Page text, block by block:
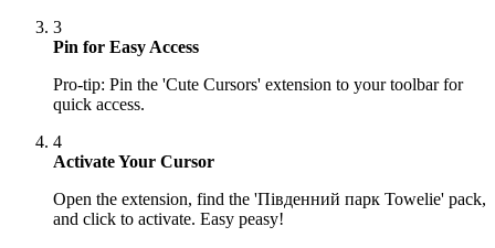
3
Pin for Easy Access
Pro-tip: Pin the 'Cute Cursors' extension to your toolbar for
quick access.
4
Activate Your Cursor
Open the extension, find the 'Південний парк Towelie' pack,
and click to activate. Easy peasy!